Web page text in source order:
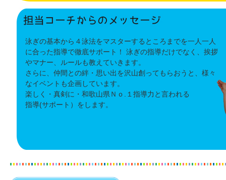
泳ぎの基本から４泳法をマスターするところまでを一人一人
に合った指導で徹底サポート！ 泳ぎの指導だけでなく、挨拶
やマナー、ルールも教えていきます。
さらに、仲間との絆・思い出を沢山創ってもらおうと、様々
なイベントも企画しています。
楽しく・真剣に・和歌山県Ｎｏ.１指導力と言われる
指導(サポート）をします。